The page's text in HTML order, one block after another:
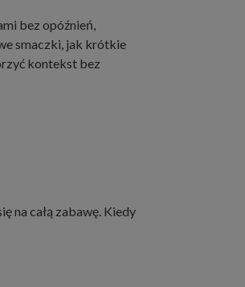
bez opóźnień,
smaczki, jak krótkie
kontekst bez
na całą zabawę. Kiedy